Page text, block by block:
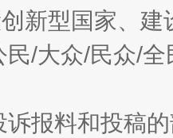
新型国家、
民/大众/民众/
诉报料和投稿